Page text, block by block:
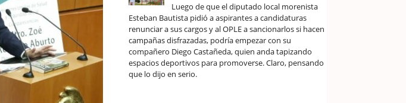
Luego de que el diputado local morenista
Esteban Bautista pidió a aspirantes a candidaturas
renunciar a sus cargos y al OPLE a sancionarlos si hacen
campañas disfrazadas, podría empezar con su
compañero Diego Castañeda, quien anda tapizando
espacios deportivos para promoverse. Claro, pensando
que lo dijo en serio.